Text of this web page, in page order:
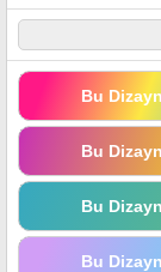
Bu
Bu
Bu
Bu